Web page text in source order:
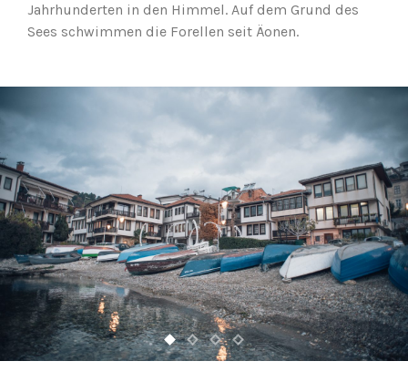
Jahrhunderten in den Himmel. Auf dem Grund des
Sees schwimmen die Forellen seit Äonen.